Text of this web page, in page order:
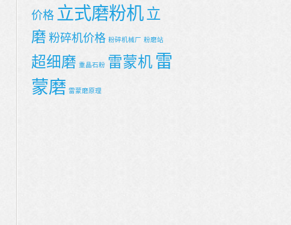
价格 立式磨粉机 立
磨 粉碎机价格 粉碎机械厂 粉磨站
超细磨 重晶石粉 雷蒙机 雷
蒙磨 雷蒙磨原理